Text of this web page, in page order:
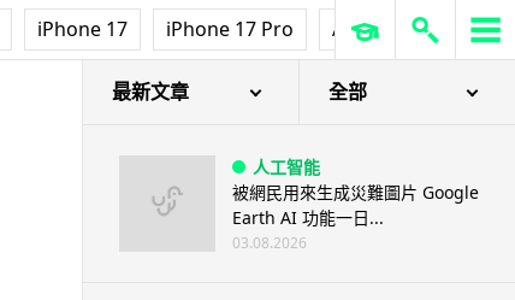
iPhone 17 iPhone 17 Pro AirPods Pro 3
最新文章 全部
人工智能
被網民用來生成災難圖片 Google
Earth AI 功能一日...
03.08.2026